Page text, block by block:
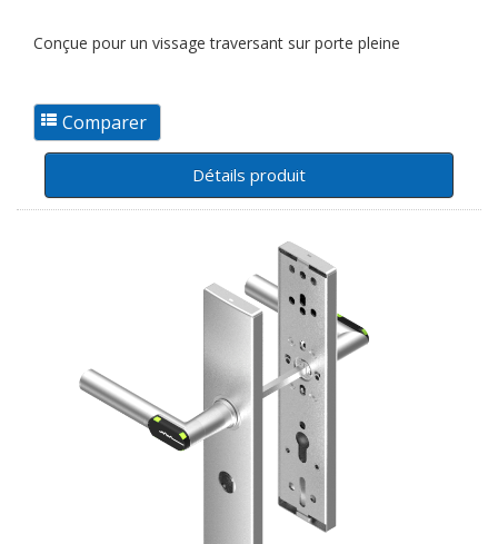
Conçue pour un vissage traversant sur porte pleine
Détails produit